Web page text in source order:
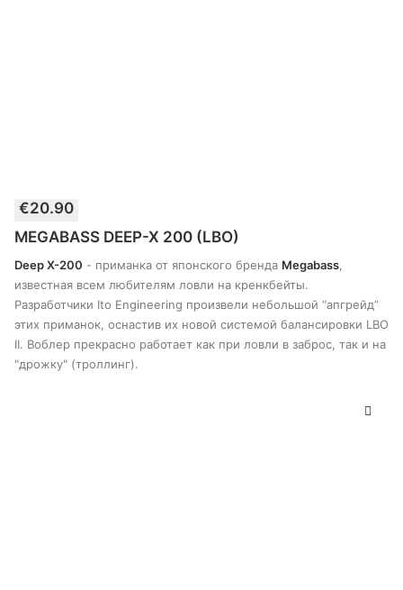
товар
несколько
вариантов.
Опции
можно
выбрать
на
странице
товара
€20.90
MEGABASS DEEP-X 200 (LBO)
Deep X-200 - приманка от японского бренда Megabass
известная всем любителям ловли на кренкбейты.
Разработчики Ito Engineering произвели небольшой “апгрейд”
этих приманок, оснастив их новой системой балансировки LBO
II. Воблер прекрасно работает как при ловли в заброс, так и на
"дрожку" (троллинг).